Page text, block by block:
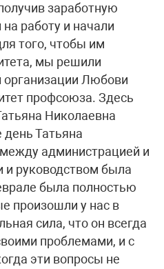
заработную
работу и начали
того, чтобы им
мы решили
организации Любови
профсоюза. Здесь
Николаевна
Татьяна
администрацией и
и руководством была
была полностью
произошли у нас в
сила, что он всегда
проблемами, и с
эти вопросы не